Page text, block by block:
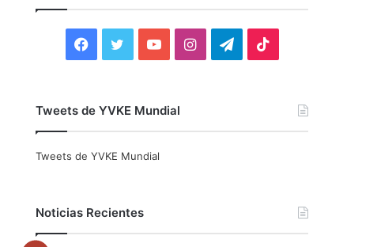
F
c
o
i
r
Y
u
e
I
r
T
a
Tweets de YVKE Mundial
Tweets de YVKE Mundial
Noticias Recientes